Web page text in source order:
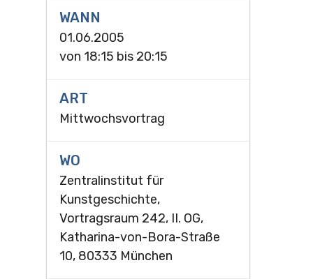
WANN
01.06.2005
von 18:15 bis 20:15
ART
Mittwochsvortrag
WO
Zentralinstitut für
Kunstgeschichte,
Vortragsraum 242, II. OG,
Katharina-von-Bora-Straße
10, 80333 München